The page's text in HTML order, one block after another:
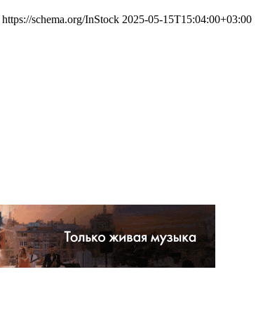
https://schema.org/InStock 2025-05-15T15:04:00+03:00